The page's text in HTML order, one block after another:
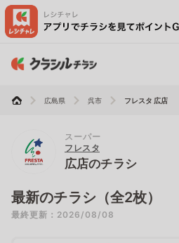
広島県 呉市 フレスタ 広店
スーパー
フレスタ
広店のチラシ
最新のチラシ（全2枚）
最終更新：2026/08/08